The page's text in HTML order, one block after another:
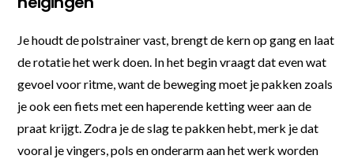
Je houdt de polstrainer vast, brengt de kern op gang en laat
de rotatie het werk doen. In het begin vraagt dat even wat
gevoel voor ritme, want de beweging moet je pakken zoals
je ook een fiets met een haperende ketting weer aan de
praat krijgt. Zodra je de slag te pakken hebt, merk je dat
vooral je vingers, pols en onderarm aan het werk worden